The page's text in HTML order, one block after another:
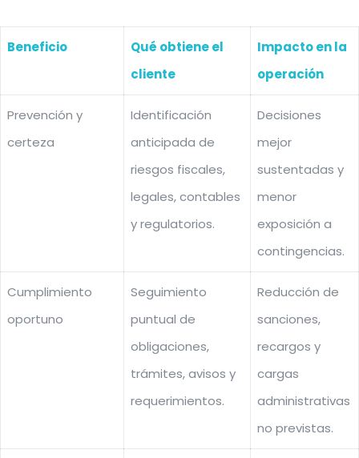
Beneficio
Qué obtiene el
cliente
Impacto en la
operación
Prevención y
certeza
Identificación
anticipada de
riesgos fiscales,
legales, contables
y regulatorios.
Decisiones
mejor
sustentadas y
menor
exposición a
contingencias.
Cumplimiento
oportuno
Seguimiento
puntual de
obligaciones,
trámites, avisos y
requerimientos.
Reducción de
sanciones,
recargos y
cargas
administrativas
no previstas.